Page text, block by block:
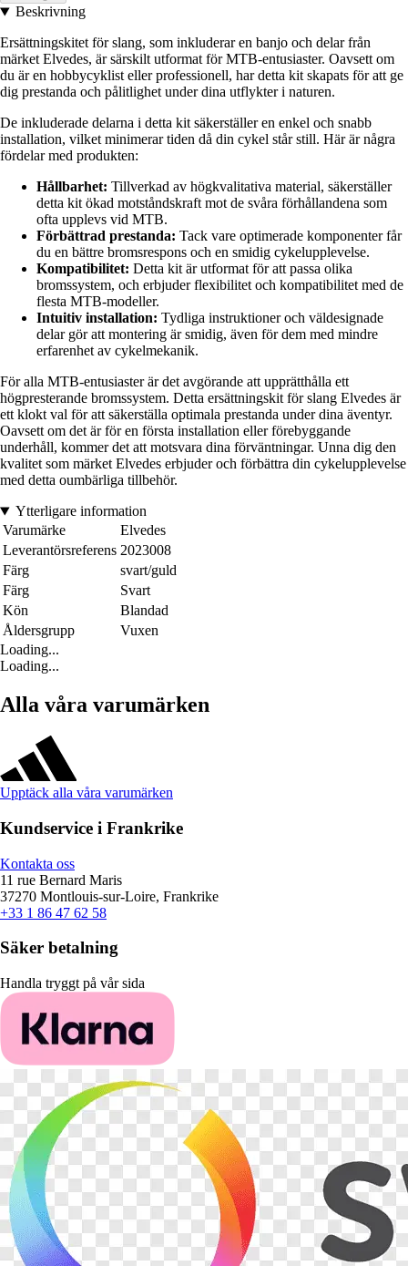
Beskrivning
Ersättningskitet för slang, som inkluderar en banjo och delar från
märket Elvedes, är särskilt utformat för MTB-entusiaster. Oavsett om
du är en hobbycyklist eller professionell, har detta kit skapats för att ge
dig prestanda och pålitlighet under dina utflykter i naturen.
De inkluderade delarna i detta kit säkerställer en enkel och snabb
installation, vilket minimerar tiden då din cykel står still. Här är några
fördelar med produkten:
Hållbarhet: Tillverkad av högkvalitativa material, säkerställer
detta kit ökad motståndskraft mot de svåra förhållandena som
ofta upplevs vid MTB.
Förbättrad prestanda: Tack vare optimerade komponenter får
du en bättre bromsrespons och en smidig cykelupplevelse.
Kompatibilitet: Detta kit är utformat för att passa olika
bromssystem, och erbjuder flexibilitet och kompatibilitet med de
flesta MTB-modeller.
Intuitiv installation: Tydliga instruktioner och väldesignade
delar gör att montering är smidig, även för dem med mindre
erfarenhet av cykelmekanik.
För alla MTB-entusiaster är det avgörande att upprätthålla ett
högpresterande bromssystem. Detta ersättningskit för slang Elvedes är
ett klokt val för att säkerställa optimala prestanda under dina äventyr.
Oavsett om det är för en första installation eller förebyggande
underhåll, kommer det att motsvara dina förväntningar. Unna dig den
kvalitet som märket Elvedes erbjuder och förbättra din cykelupplevelse
med detta oumbärliga tillbehör.
Ytterligare information
Varumärke
Elvedes
Leverantörsreferens 2023008
Färg
svart/guld
Färg
Svart
Kön
Blandad
Åldersgrupp
Vuxen
Loading...
Loading...
Alla våra varumärken
Upptäck alla våra varumärken
Kundservice i Frankrike
Kontakta oss
11 rue Bernard Maris
37270 Montlouis-sur-Loire, Frankrike
+33 1 86 47 62 58
Säker betalning
Handla tryggt på vår sida